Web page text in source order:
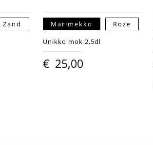
Zand Marimekko Roze
Unikko mok 2,5dl
€ 25,00